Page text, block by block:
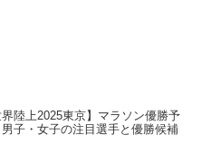
界陸上2025東京】マラソン優勝予
子・女子の注目選手と優勝候補